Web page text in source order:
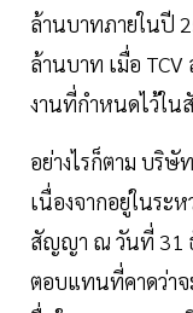
ล้านบาทภายในปี
ล้านบาท เมื่อ TCV
งานที่กำหนดไว้ใ
อย่างไรก็ตาม บริษั
เนื่องจากอยู่ในระ
สัญญา ณ วันที่ 31
ตอบแทนที่คาดว่าจ